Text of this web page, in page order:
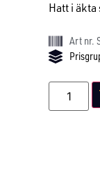
Hatt i äkta
Art nr.